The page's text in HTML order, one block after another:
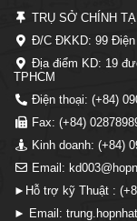
TRỤ SỞ CHÍNH
Đ/C ĐKKD: 99 Điện
Địa điểm KD: 19
TPHCM
Điện thoại: (+84)
Fax: (+84)
Kinh doanh: (+84)
Email:
►Hỗ trợ kỹ Thuật :
► Email: